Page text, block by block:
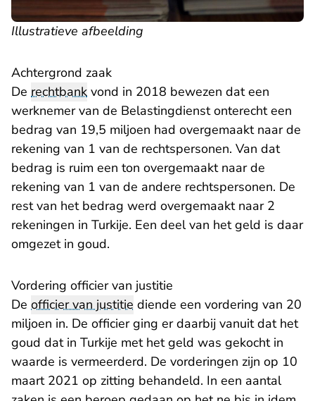
Illustratieve afbeelding
​Achtergrond zaak
De rechtbank vond in 2018 bewezen dat een
werknemer van de Belastingdienst onterecht een
bedrag van 19,5 miljoen had overgemaakt naar de
rekening van 1 van de rechtspersonen. Van dat
bedrag is ruim een ton overgemaakt naar de
rekening van 1 van de andere rechtspersonen. De
rest van het bedrag werd overgemaakt naar 2
rekeningen in Turkije. Een deel van het geld is daar
omgezet in goud.
Vordering officier van justitie
De officier van justitie diende een vordering van 20
miljoen in. De officier ging er daarbij vanuit dat het
goud dat in Turkije met het geld was gekocht in
waarde is vermeerderd. De vorderingen zijn op 10
maart 2021 op zitting behandeld. In een aantal